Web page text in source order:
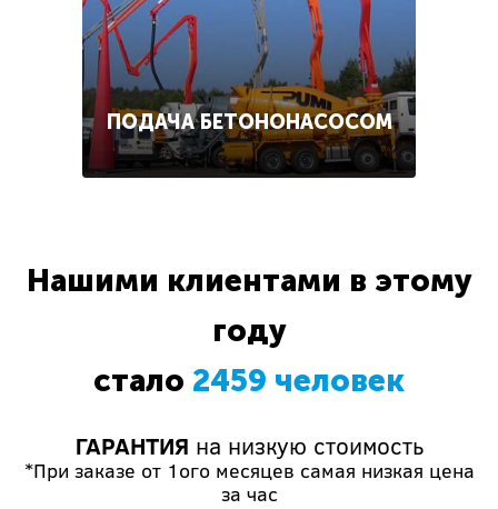
ПОДАЧА БЕТОНОНАСОСОМ
Нашими клиентами в этому
году
стало 2459 человек
ГАРАНТИЯ на низкую стоимость
*При заказе от 1ого месяцев самая низкая цена
за час